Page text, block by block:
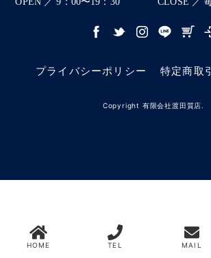
プライバシーポリシー 特定商取
Copyright 有限会社渡田質店.
HOME TEL MAIL